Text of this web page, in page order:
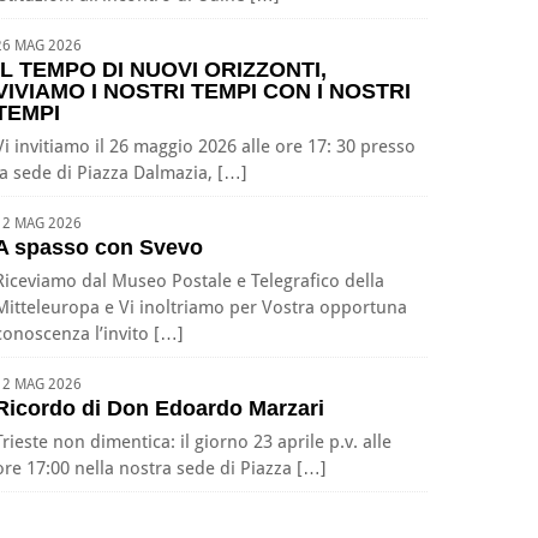
MAG 2026
TEMPO DI NUOVI ORIZZONTI,
I NOSTRI TEMPI CON I NOSTRI
invitiamo il 26 maggio 2026 alle ore 17: 30 presso
sede di Piazza Dalmazia, […]
MAG 2026
spasso con Svevo
dal Museo Postale e Telegrafico della
e Vi inoltriamo per Vostra opportuna
l’invito […]
MAG 2026
di Don Edoardo Marzari
non dimentica: il giorno 23 aprile p.v. alle
17:00 nella nostra sede di Piazza […]